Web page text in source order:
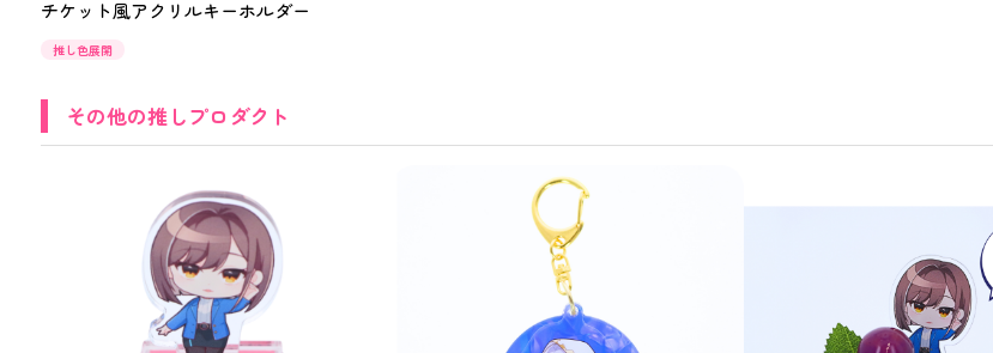
チケット風アクリルキーホルダー
推し色展開
その他の推しプロダクト